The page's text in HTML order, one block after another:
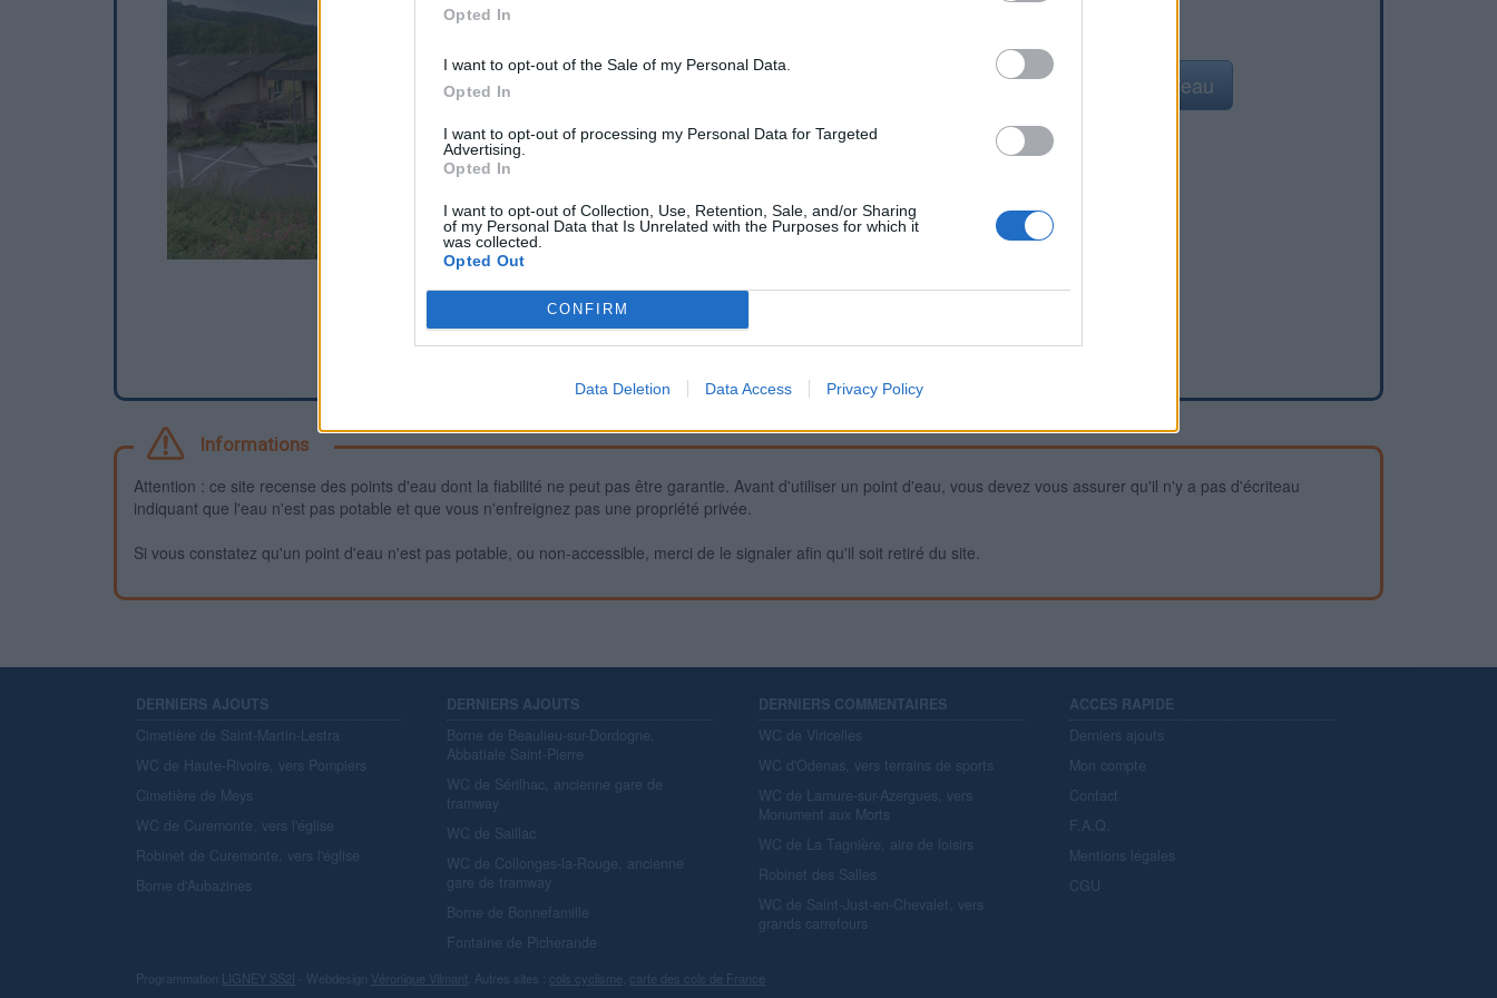
Opted In
I want to opt-out of the Sale of my Personal Data.
Opted In
I want to opt-out of processing my Personal Data for Targeted
Advertising.
Opted In
I want to opt-out of Collection, Use, Retention, Sale, and/or Sharing
of my Personal Data that Is Unrelated with the Purposes for which it
was collected.
Opted Out
CONFIRM
Data Deletion Data Access Privacy Policy
Ajouter un point d'eau
Informations
Attention : ce site recense des points d'eau dont la fiabilité ne peut pas être garantie. Avant d'utiliser un point d'eau, vous devez vous assurer qu'il n'y a pas d'écriteau
indiquant que l'eau n'est pas potable et que vous n'enfreignez pas une propriété privée.
Si vous constatez qu'un point d'eau n'est pas potable, ou non-accessible, merci de le signaler afin qu'il soit retiré du site.
DERNIERS AJOUTS
Cimetière de Saint-Martin-Lestra
WC de Haute-Rivoire, vers Pompiers
Cimetière de Meys
WC de Curemonte, vers l'église
Robinet de Curemonte, vers l'église
Borne d'Aubazines
DERNIERS AJOUTS
Borne de Beaulieu-sur-Dordogne,
Abbatiale Saint-Pierre
WC de Sérilhac, ancienne gare de
tramway
WC de Saillac
WC de Collonges-la-Rouge, ancienne
gare de tramway
Borne de Bonnefamille
Fontaine de Picherande
DERNIERS COMMENTAIRES
WC de Viricelles
WC d'Odenas, vers terrains de sports
WC de Lamure-sur-Azergues, vers
Monument aux Morts
WC de La Tagnière, aire de loisirs
Robinet des Salles
WC de Saint-Just-en-Chevalet, vers
grands carrefours
ACCES RAPIDE
Derniers ajouts
Mon compte
Contact
F.A.Q.
Mentions légales
CGU
Programmation LIGNEY SS2I - Webdesign Véronique Vilmant . Autres sites : cols cyclisme carte des cols de France